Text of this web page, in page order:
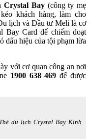
Crystal Bay(công ty mẹ
khách hàng, làm cho
lịch và Đầu tư Meli là cơ
Bay Card để chiếm đoạt
dấu hiệu của tội phạm lừa
với cơ quan công an nơi
1900 638 469để được
du lịch Crystal Bay Kính